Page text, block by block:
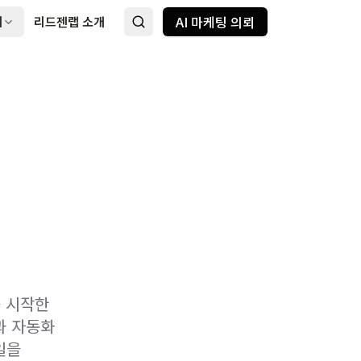
리드젠랩 소개 AI 마케팅 의뢰
작한
자동화
을